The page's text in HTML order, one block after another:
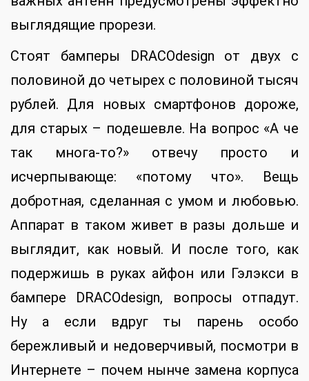
выглядящие прорези.
Стоят бамперы DRACOdesign от двух с
половиной до четырех с половиной тысяч
рублей. Для новых смартфонов дороже,
для старых – подешевле. На вопрос «А че
так многа-то?» отвечу просто и
исчерпывающе: «потому что». Вещь
добротная, сделанная с умом и любовью.
Аппарат в таком живет в разы дольше и
выглядит, как новый. И после того, как
подержишь в руках айфон или Гэлэкси в
бампере DRACOdesign, вопросы отпадут.
Ну а если вдруг ты парень особо
бережливый и недоверчивый, посмотри в
Интернете – почем нынче замена корпуса